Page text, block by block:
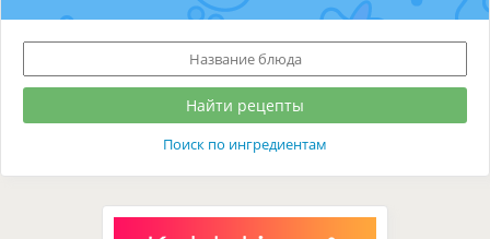
Поиск по ингредиентам